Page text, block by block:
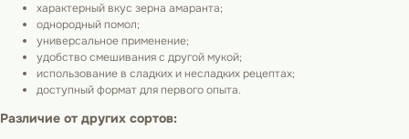
характерный вкус зерна амаранта;
однородный помол;
универсальное применение;
удобство смешивания с другой мукой;
использование в сладких и несладких рецептах;
доступный формат для первого опыта.
Различие от других сортов: